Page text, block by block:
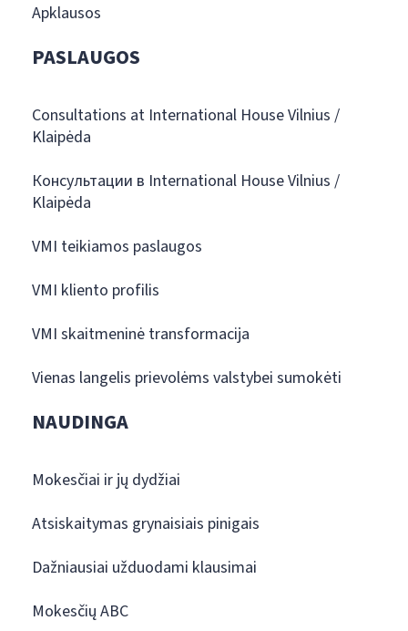
Apklausos
PASLAUGOS
Consultations at International House Vilnius /
Klaipėda
Консультации в International House Vilnius /
Klaipėda
VMI teikiamos paslaugos
VMI kliento profilis
VMI skaitmeninė transformacija
Vienas langelis prievolėms valstybei sumokėti
NAUDINGA
Mokesčiai ir jų dydžiai
Atsiskaitymas grynaisiais pinigais
Dažniausiai užduodami klausimai
Mokesčių ABC